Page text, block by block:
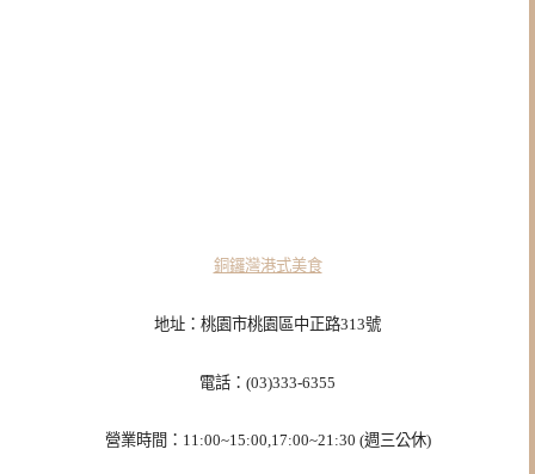
銅鑼灣港式美食
地址：桃園市桃園區中正路313號
電話：(03)333-6355
營業時間：11:00~15:00,17:00~21:30 (週三公休)